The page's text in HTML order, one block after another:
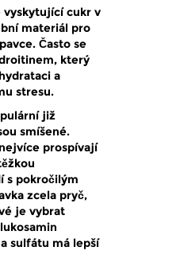
vyskytující cukr v
materiál pro
. Často se
, který
a
stresu.
již
smíšené.
prospívají
s pokročilým
zcela pryč,
je vybrat
sulfátu má lepší